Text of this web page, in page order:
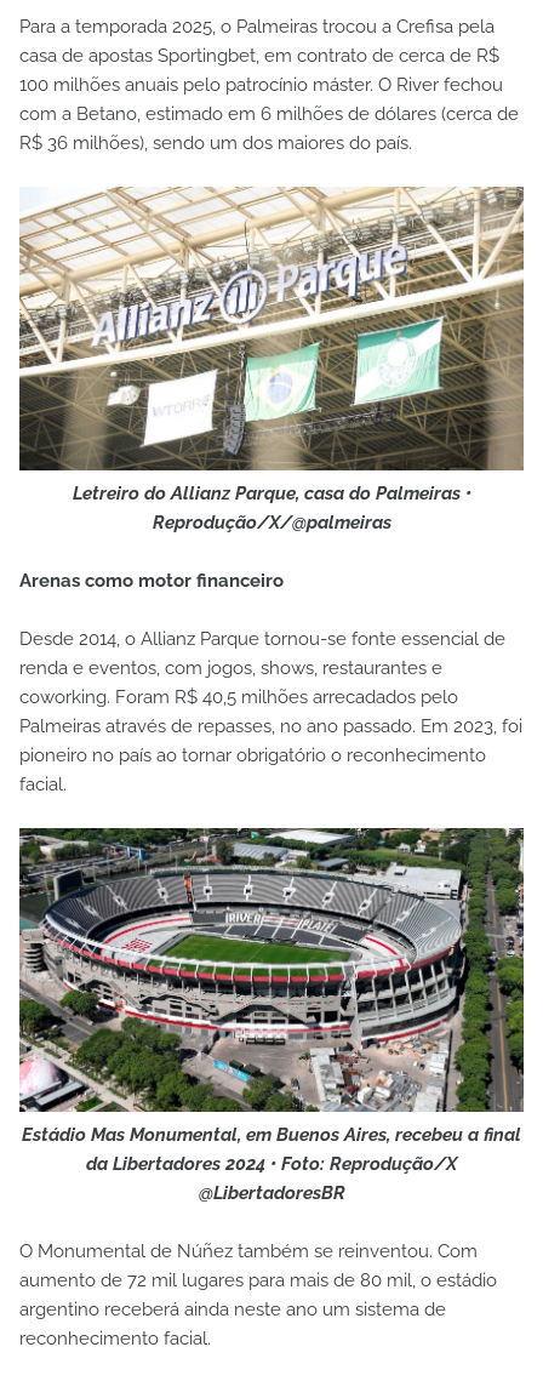
Para a temporada 2025, o Palmeiras trocou a Crefisa pela
casa de apostas Sportingbet, em contrato de cerca de R$
100 milhões anuais pelo patrocínio máster. O River fechou
com a Betano, estimado em 6 milhões de dólares (cerca de
R$ 36 milhões), sendo um dos maiores do país.
Letreiro do Allianz Parque, casa do Palmeiras •
Reprodução/X/@palmeiras
Arenas como motor financeiro
Desde 2014, o Allianz Parque tornou-se fonte essencial de
renda e eventos, com jogos, shows, restaurantes e
coworking. Foram R$ 40,5 milhões arrecadados pelo
Palmeiras através de repasses, no ano passado. Em 2023, foi
pioneiro no país ao tornar obrigatório o reconhecimento
facial.
Estádio Mas Monumental, em Buenos Aires, recebeu a final
da Libertadores 2024 • Foto: Reprodução/X
@LibertadoresBR
O Monumental de Núñez também se reinventou. Com
aumento de 72 mil lugares para mais de 80 mil, o estádio
argentino receberá ainda neste ano um sistema de
reconhecimento facial.